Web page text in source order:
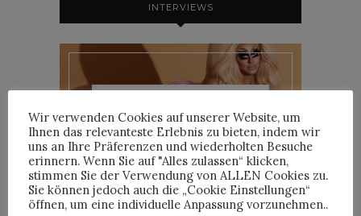
INTERVIEWS
Wir verwenden Cookies auf unserer Website, um
Ihnen das relevanteste Erlebnis zu bieten, indem wir
uns an Ihre Präferenzen und wiederholten Besuche
erinnern. Wenn Sie auf "Alles zulassen“ klicken,
stimmen Sie der Verwendung von ALLEN Cookies zu.
Sie können jedoch auch die „Cookie Einstellungen“
öffnen, um eine individuelle Anpassung vorzunehmen..